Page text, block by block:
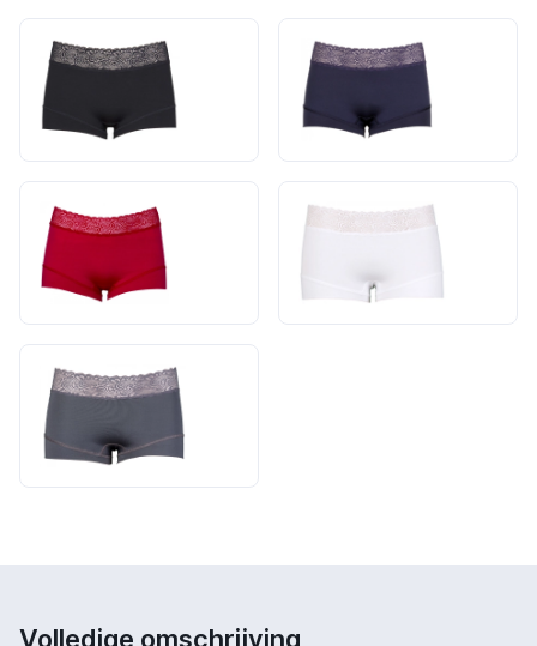
Volledige omschrijving